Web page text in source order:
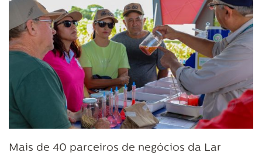
Mais de 40 parceiros de negócios da Lar